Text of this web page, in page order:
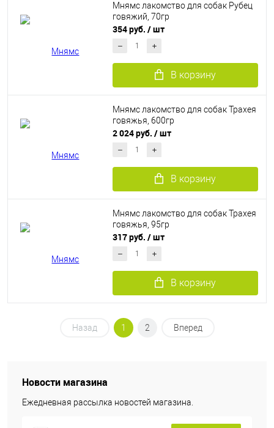
Мнямс лакомство для собак Рубец
говяжий, 70гр
354 руб. / шт
В корзину
Мнямс лакомство для собак Трахея
говяжья, 600гр
2 024 руб. / шт
В корзину
Мнямс лакомство для собак Трахея
говяжья, 95гр
317 руб. / шт
В корзину
Назад 1 2 Вперед
Новости магазина
Ежедневная рассылка новостей магазина.